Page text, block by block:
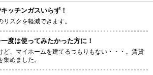
ッチンガスいらず！
スクを軽減できます。
度は使ってみたかった方に！
ど、マイホームを建てるつもりもない・・・。賃貸
めました。